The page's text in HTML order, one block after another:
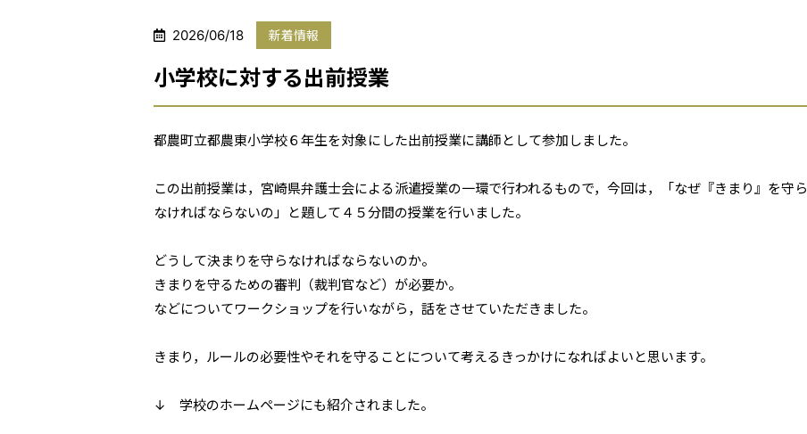
2026/06/18 新着情報
小学校に対する出前授業
都農町立都農東小学校６年生を対象にした出前授業に講師として参加しました。
この出前授業は，宮崎県弁護士会による派遣授業の一環で行われるもので，今回は，「なぜ『きまり』を守ら
なければならないの」と題して４５分間の授業を行いました。
どうして決まりを守らなければならないのか。
きまりを守るための審判（裁判官など）が必要か。
などについてワークショップを行いながら，話をさせていただきました。
きまり，ルールの必要性やそれを守ることについて考えるきっかけになればよいと思います。
↓ 学校のホームページにも紹介されました。